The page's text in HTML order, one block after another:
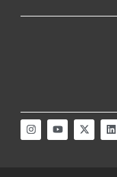
ي
ن
ك
إ
ك
س
م
و
ق
ا
ن
س